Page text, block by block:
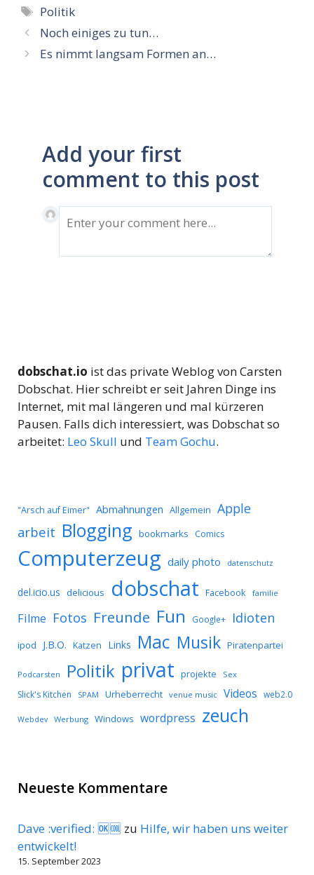
Schlagwörter
Politik
Noch einiges zu tun…
Es nimmt langsam Formen an…
Add your first
comment to this post
dobschat.io ist das private Weblog von Carsten
Dobschat. Hier schreibt er seit Jahren Dinge ins
Internet, mit mal längeren und mal kürzeren
Pausen. Falls dich interessiert, was Dobschat so
arbeitet: Leo Skull und Team Gochu.
"Arsch auf Eimer" Abmahnungen Allgemein Apple
arbeit Blogging bookmarks Comics
Computerzeug daily photo datenschutz
del.icio.us delicious dobschat Facebook familie
Filme Fotos Freunde Fun Google+ Idioten
ipod J.B.O. Katzen Links Mac Musik Piratenpartei
Podcarsten Politik privat projekte Sex
Slick's Kitchen SPAM Urheberrecht venue music Videos web2.0
Webdev Werbung Windows wordpress zeuch
Neueste Kommentare
Dave :verified: 🆗🆒 zu Hilfe, wir haben uns weiter
entwickelt!
15. September 2023